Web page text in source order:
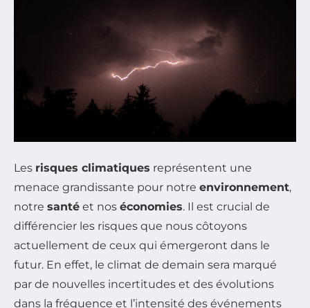
Les risques climatiques représentent une
menace grandissante pour notre environnement,
notre santé et nos économies. Il est crucial de
différencier les risques que nous côtoyons
actuellement de ceux qui émergeront dans le
futur. En effet, le climat de demain sera marqué
par de nouvelles incertitudes et des évolutions
dans la fréquence et l’intensité des événements